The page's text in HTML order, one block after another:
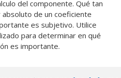
del componente. Qué tan
de un coeficiente
es subjetivo. Utilice
para determinar en qué
es importante.